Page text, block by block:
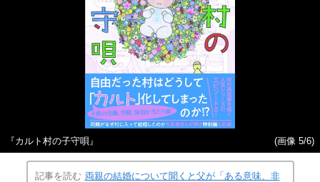
『カルト村の子守唄』 (画像 5/6)
記事を読む 両親の結婚について聞くと父が「ある意味、非